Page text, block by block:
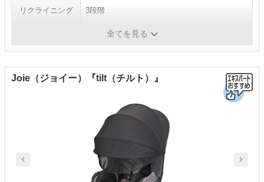
リクライニング 3段階
全てを見る
Joie（ジョイー）『tilt（チルト）』